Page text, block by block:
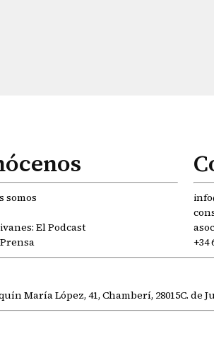
somos
El Podcast
+34
María López, 41, Chamberí, 28015C. de